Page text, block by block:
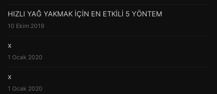
HIZLI YAĞ YAKMAK İÇİN EN ETKİLİ 5 YÖNTEM
10 Ekim 2019
x
1 Ocak 2020
x
1 Ocak 2020